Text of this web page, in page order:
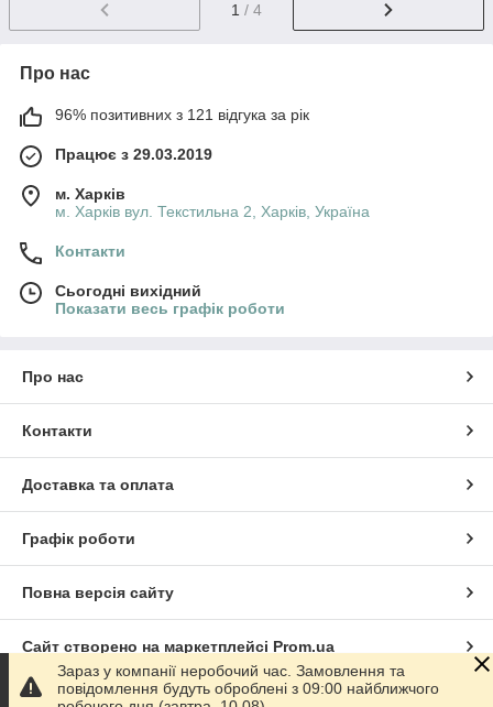
1 / 4
Про нас
96% позитивних з 121 відгука за рік
Працює з 29.03.2019
м. Харків
м. Харків вул. Текстильна 2, Харків, Україна
Контакти
Сьогодні вихідний
Показати весь графік роботи
Про нас
Контакти
Доставка та оплата
Графік роботи
Повна версія сайту
Сайт створено на маркетплейсі Prom.ua
Політика конфіденційності
Зараз у компанії неробочий час. Замовлення та
повідомлення будуть оброблені з 09:00 найближчого